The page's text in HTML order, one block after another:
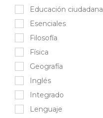
Educación ciudadana
Esenciales
Filosofía
Física
Geografía
Inglés
Integrado
Lenguaje